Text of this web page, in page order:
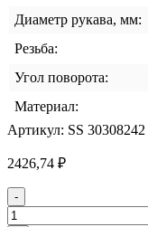
Диаметр рукава, мм:
Резьба:
Угол поворота:
Материал:
Артикул: SS 30308242
2426,74 ₽
Количество
товара
-